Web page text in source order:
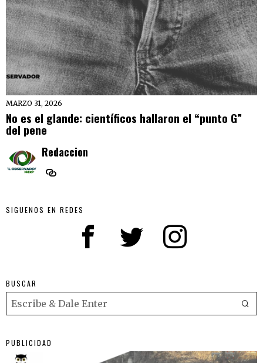
MARZO 31, 2026
No es el glande: científicos hallaron el “punto G”
del pene
Redaccion
SIGUENOS EN REDES
BUSCAR
PUBLICIDAD